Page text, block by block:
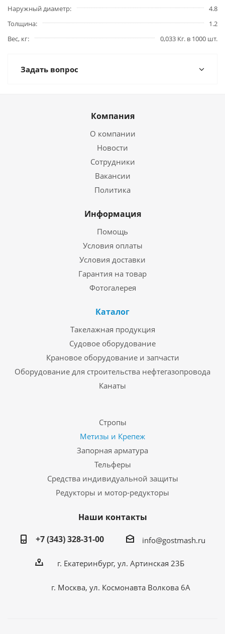
Наружный диаметр
4.8
Толщина
1.2
Вес, кг
0,033 Кг. в 1000 шт.
Задать вопрос
Компания
О компании
Новости
Сотрудники
Вакансии
Политика
Информация
Помощь
Условия оплаты
Условия доставки
Гарантия на товар
Фотогалерея
Каталог
Такелажная продукция
Судовое оборудование
Крановое оборудование и запчасти
Оборудование для строительства нефтегазопровода
Канаты
Стропы
Метизы и Крепеж
Запорная арматура
Тельферы
Средства индивидуальной защиты
Редукторы и мотор-редукторы
Наши контакты
+7 (343) 328-31-00
info@gostmash.ru
г. Екатеринбург, ул. Артинская 23Б
г. Москва, ул. Космонавта Волкова 6А